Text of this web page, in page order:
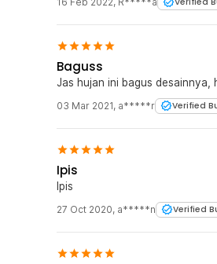
Baguss
Jas hujan ini bagus
03 Mar 2021, a*****r Verified
Ipis
Ipis
27 Oct 2020, a*****n Verified